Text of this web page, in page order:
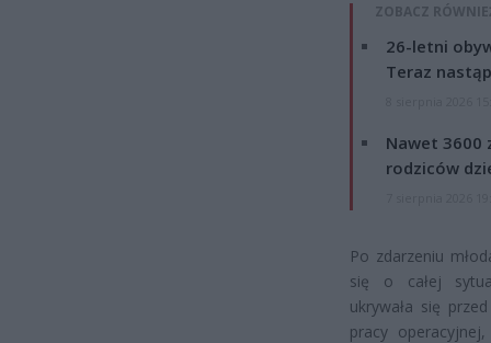
ZOBACZ
26-letni
Teraz
Nawet 3600
rodziców
Po zdarzeniu
się o całej
ukrywała się
pracy